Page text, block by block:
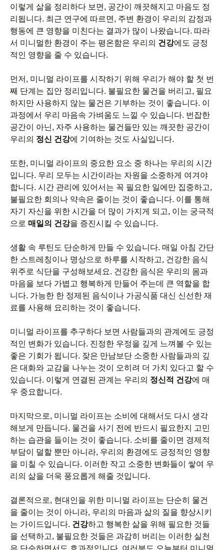
이렇게 삶을 정리하다 보면, 공간이 깨끗해지고 마음도 정
리됩니다. 최근 연구에 따르면, 주변 환경이 우리의 감정과
행동에 큰 영향을 미친다는 결과가 많이 나왔습니다. 따라
서 미니멀한 환경이 주는 평온함은 우리의 건강에도 긍정
적인 영향을 줄 수 있습니다.
먼저, 미니멀 라이프를 시작하기 위해 우리가 해야 할 첫 번
째 단계는 집안 정리입니다. 불필요한 물건을 버리고, 필요
하지만 사용하지 않는 물건은 기부하는 것이 좋습니다. 이
과정에서 우리 마음속 가벼움도 느낄 수 있습니다. 번잡한
공간이 아닌, 자주 사용하는 물건들만 있는 깨끗한 공간이
우리의 정신 건강에 기여하는 것도 사실입니다.
또한, 미니멀 라이프의 중요한 요소 중 하나는 우리의 시간
입니다. 우리 모두는 시간이라는 자원을 소중하게 여겨야
합니다. 시간 관리에 있어서는 꼭 필요한 일에만 집중하고,
불필요한 회의나 약속은 줄이는 것이 좋습니다. 이를 통해
자기 자신을 위한 시간을 더 많이 가지게 되고, 이는 궁극적
으로 매일의 건강을 증진시킬 수 있습니다.
생활 속 루틴도 단순하게 만들 수 있습니다. 매일 아침 간단
한 스트레칭이나 명상으로 하루를 시작하고, 건강한 음식
위주로 식단을 구성해보세요. 건강한 음식은 우리의 몸과
마음을 보다 가볍고 행복하게 만들어 주는데 큰 역할을 합
니다. 가능한 한 정제된 음식이나 가공식품 대신 신선한 재
료를 사용해 요리하는 것이 좋습니다.
미니멀 라이프를 추구하다 보면 사람들과의 관계에도 긍정
적인 변화가 있습니다. 진정한 우정을 깊게 느껴볼 수 있는
좋은 기회가 됩니다. 잦은 만남보단 소중한 사람들과의 깊
은 대화와 교감을 나누는 것이 오히려 더 가치 있다고 할 수
있습니다. 이렇게 연결된 관계는 우리의 정신적 건강에 매
우 중요합니다.
마지막으로, 미니멀 라이프는 소비에 대해서도 다시 생각
해보게 만듭니다. 물건을 사기 전에 반드시 필요한지 고민
하는 습관을 들이는 것이 좋습니다. 소비를 줄이면 경제적
부담이 덜할 뿐만 아니라, 우리의 환경에도 긍정적인 영향
을 미칠 수 있습니다. 이러한 작고 소중한 변화들이 쌓여 우
리의 삶을 더욱 풍요롭게 해줄 것입니다.
결론적으로, 현대인을 위한 미니멀 라이프는 단순히 물건
을 줄이는 것이 아니라, 우리의 마음과 삶의 질을 향상시키
는 가이드입니다. 건강하고 행복한 삶을 위해 필요한 것들
을 선택하고, 불필요한 것들은 과감히 버리는 이러한 실천
은 단순하면서도 효과적입니다. 여러분도 오늘부터 미니멀